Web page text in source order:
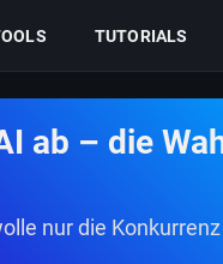
TUTORIALS
ab – die
nur die